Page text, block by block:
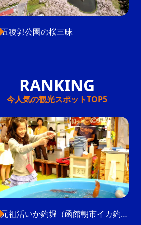
五稜郭公園の桜三昧
今人気の観光スポットTOP5
元祖活いか釣堀（函館朝市イカ釣り体験）